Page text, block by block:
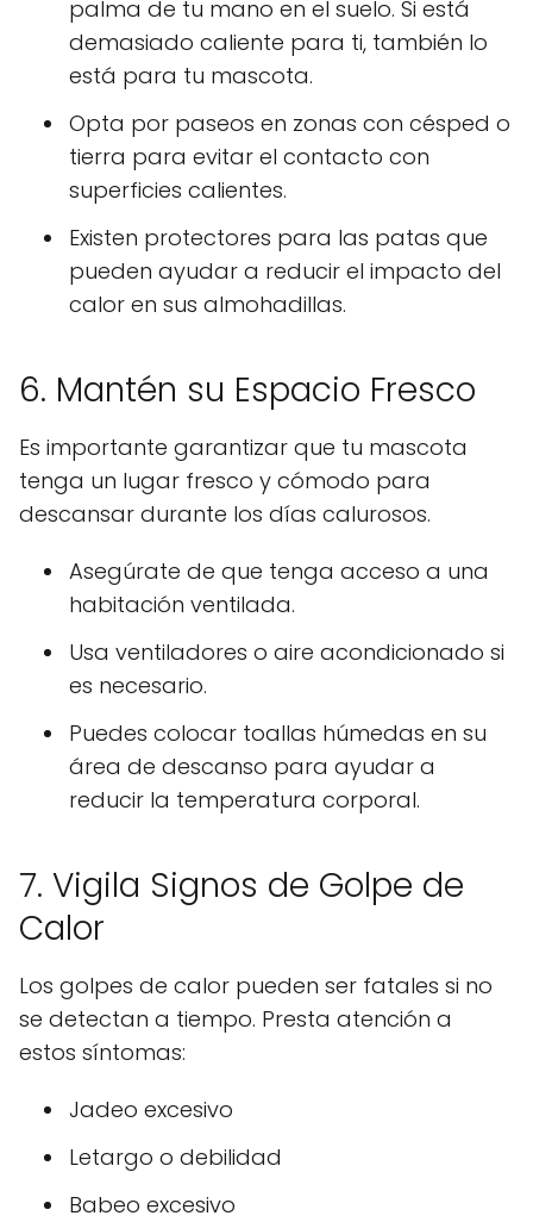
palma de tu mano en el suelo. Si está
demasiado caliente para ti, también lo
está para tu mascota.
Opta por paseos en zonas con césped o
tierra para evitar el contacto con
superficies calientes.
Existen protectores para las patas que
pueden ayudar a reducir el impacto del
calor en sus almohadillas.
6. Mantén su Espacio Fresco
Es importante garantizar que tu mascota
tenga un lugar fresco y cómodo para
descansar durante los días calurosos.
Asegúrate de que tenga acceso a una
habitación ventilada.
Usa ventiladores o aire acondicionado si
es necesario.
Puedes colocar toallas húmedas en su
área de descanso para ayudar a
reducir la temperatura corporal.
7. Vigila Signos de Golpe de
Calor
Los golpes de calor pueden ser fatales si no
se detectan a tiempo. Presta atención a
estos síntomas:
Jadeo excesivo
Letargo o debilidad
Babeo excesivo